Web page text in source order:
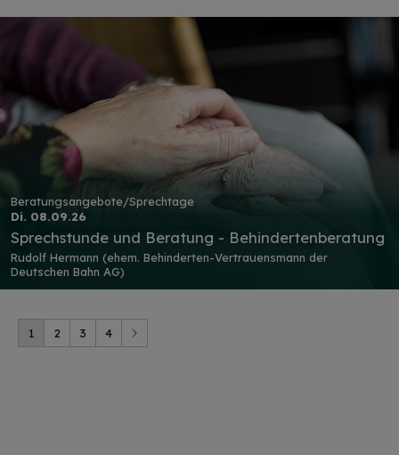
Beratungsangebote/Sprechtage
Di. 08.09.26
Sprechstunde und Beratung - Behindertenberatung
Rudolf Hermann (ehem. Behinderten-Vertrauensmann der
Deutschen Bahn AG)
1 2 3 4